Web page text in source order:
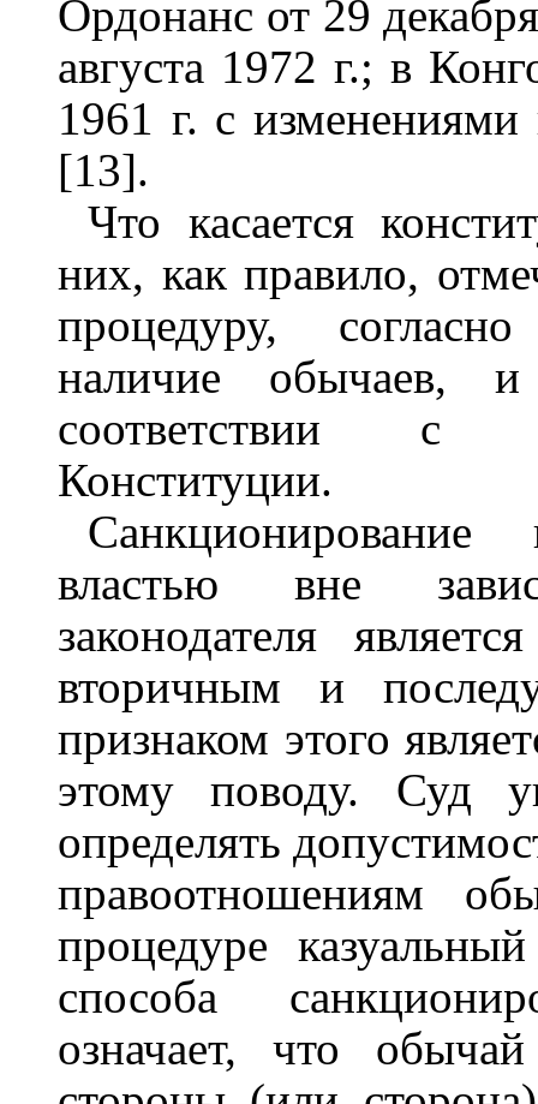
Ордонанс от 29
августа 1972 г.; в
1961 г. с
[13].
Что касается
них, как правило,
процедуру,
наличие обычаев,
соответствии с
Конституции.
Санкционирование
властью вне
законодателя
вторичным и
признаком этого
этому поводу. Суд
определять
правоотношениям
процедуре
способа
означает, что обычай